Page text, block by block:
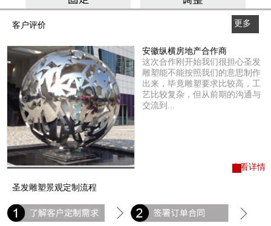
客户评价
更多
查看详情
安徽纵横房地产合作商
这次合作刚开始我们很担心圣发
雕塑能不能按照我们的意思制作
出来，毕竟雕塑要求比较高，工
艺比较复杂，但从前期的沟通与
交流到...
圣发雕塑景观定制流程